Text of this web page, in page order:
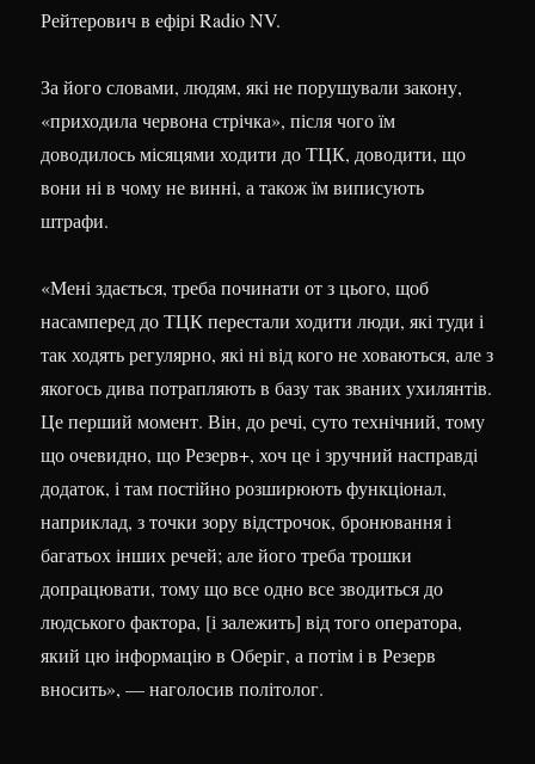
Рейтерович в ефірі Radio NV.
За його словами, людям, які не порушували закону,
«приходила червона стрічка», після чого їм
доводилось місяцями ходити до ТЦК, доводити, що
вони ні в чому не винні, а також їм виписують
штрафи.
«Мені здається, треба починати от з цього, щоб
насамперед до ТЦК перестали ходити люди, які туди і
так ходять регулярно, які ні від кого не ховаються, але з
якогось дива потрапляють в базу так званих ухилянтів.
Це перший момент. Він, до речі, суто технічний, тому
що очевидно, що Резерв+, хоч це і зручний насправді
додаток, і там постійно розширюють функціонал,
наприклад, з точки зору відстрочок, бронювання і
багатьох інших речей; але його треба трошки
допрацювати, тому що все одно все зводиться до
людського фактора, [і залежить] від того оператора,
який цю інформацію в Оберіг, а потім і в Резерв
вносить», — наголосив політолог.